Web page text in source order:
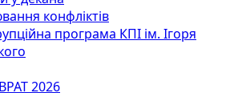
конфліктів
програма КПІ ім. Ігоря
2026